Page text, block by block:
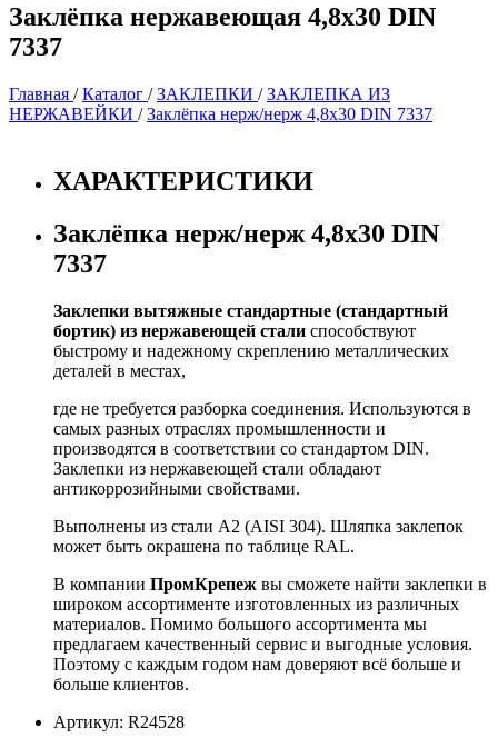
Заклёпка нержавеющая 4,8х30 DIN
7337
Главная /Каталог /ЗАКЛЕПКИ /ЗАКЛЕПКА ИЗ
НЕРЖАВЕЙКИ /Заклёпка нерж/нерж 4,8х30 DIN 7337
ХАРАКТЕРИСТИКИ
Заклёпка нерж/нерж 4,8х30 DIN
7337
Заклепки вытяжные стандартные (стандартный
бортик) из нержавеющей стали способствуют
быстрому и надежному скреплению металлических
деталей в местах,
где не требуется разборка соединения. Используются в
самых разных отраслях промышленности и
производятся в соответствии со стандартом DIN.
Заклепки из нержавеющей стали обладают
антикоррозийными свойствами.
Выполнены из стали А2 (AISI 304). Шляпка заклепок
может быть окрашена по таблице RAL.
В компании ПромКрепеж вы сможете найти заклепки в
широком ассортименте изготовленных из различных
материалов. Помимо большого ассортимента мы
предлагаем качественный сервис и выгодные условия.
Поэтому с каждым годом нам доверяют всё больше и
больше клиентов.
Артикул: R24528